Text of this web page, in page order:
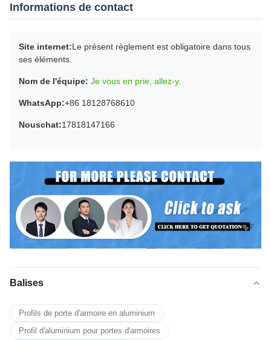
Informations de contact
Site internet:Le présent règlement est obligatoire dans tous
ses éléments.
Nom de l'équipe: Je vous en prie, allez-y.
WhatsApp:+86 18128768610
Nouschat:17818147166
Balises
Profils de porte d'armoire en aluminium
Profil d'aluminium pour portes d'armoires